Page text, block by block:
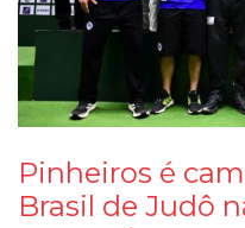
Pinheiros é
Brasil de Judô